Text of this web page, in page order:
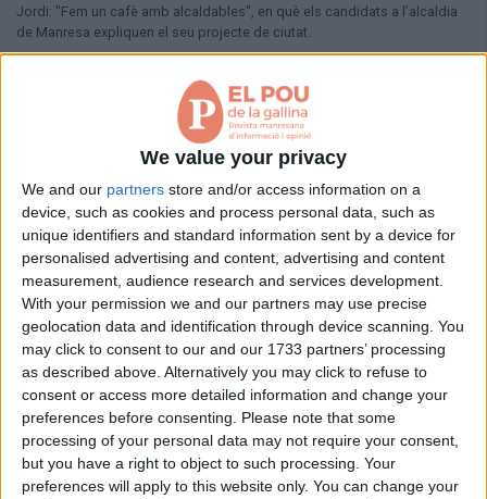
We value your privacy
We and our partners store and/or access information on a
device, such as cookies and process personal data, such as
unique identifiers and standard information sent by a device for
personalised advertising and content, advertising and content
measurement, audience research and services development.
With your permission we and our partners may use precise
geolocation data and identification through device scanning. You
may click to consent to our and our 1733 partners’ processing
as described above. Alternatively you may click to refuse to
consent or access more detailed information and change your
preferences before consenting. Please note that some
processing of your personal data may not require your consent,
but you have a right to object to such processing. Your
preferences will apply to this website only. You can change your
Jordi: "Fem un cafè amb alcaldables", en què els candidats a l’alcaldia
de Manresa expliquen el seu projecte de ciutat.
LLORENÇ CAPDEVILA
fa 5 anys